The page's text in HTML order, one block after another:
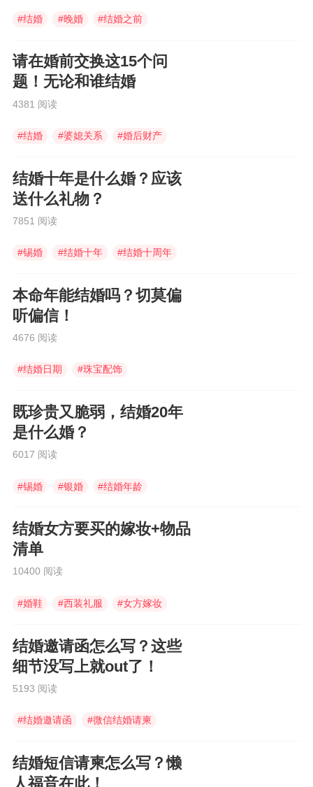
#结婚 #晚婚 #结婚之前
请在婚前交换这15个问
题！无论和谁结婚
4381 阅读
#结婚 #婆媳关系 #婚后财产
结婚十年是什么婚？应该
送什么礼物？
7851 阅读
#锡婚 #结婚十年 #结婚十周年
本命年能结婚吗？切莫偏
听偏信！
4676 阅读
#结婚日期 #珠宝配饰
既珍贵又脆弱，结婚20年
是什么婚？
6017 阅读
#锡婚 #银婚 #结婚年龄
结婚女方要买的嫁妆+物品
清单
10400 阅读
#婚鞋 #西装礼服 #女方嫁妆
结婚邀请函怎么写？这些
细节没写上就out了！
5193 阅读
#结婚邀请函 #微信结婚请柬
结婚短信请柬怎么写？懒
人福音在此！